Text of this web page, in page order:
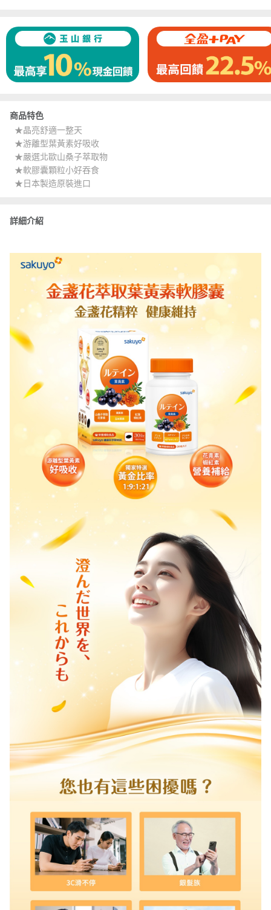
商品特色
★晶亮舒適一整天
★游離型葉黃素好吸收
★嚴選北歐山桑子萃取物
★軟膠囊顆粒小好吞食
★日本製造原裝進口
詳細介紹